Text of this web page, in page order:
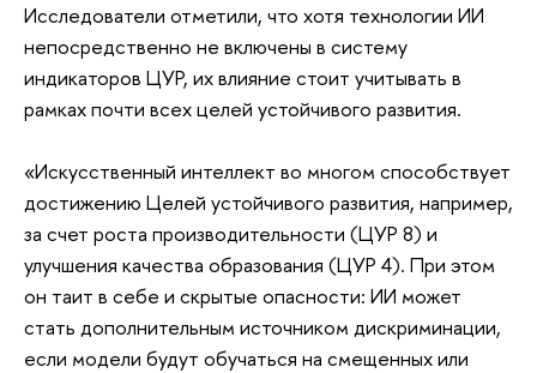
Исследователи отметили, что хотя технологии ИИ
непосредственно не включены в систему
индикаторов ЦУР, их влияние стоит учитывать в
рамках почти всех целей устойчивого развития.
«Искусственный интеллект во многом способствует
достижению Целей устойчивого развития, например,
за счет роста производительности (ЦУР 8) и
улучшения качества образования (ЦУР 4). При этом
он таит в себе и скрытые опасности: ИИ может
стать дополнительным источником дискриминации,
если модели будут обучаться на смещенных или